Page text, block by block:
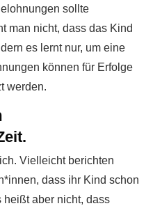
sollte
man nicht, dass das Kind
es lernt nur, um eine
können für Erfolge
werden.
Vielleicht berichten
dass ihr Kind schon
heißt aber nicht, dass